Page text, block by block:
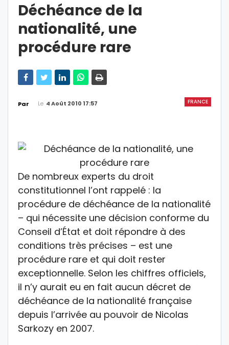
Déchéance de la
nationalité, une
procédure rare
FRANCE
Par Le 4 Août 2010 17:57
De nombreux experts du droit
constitutionnel l’ont rappelé : la
procédure de déchéance de la nationalité
– qui nécessite une décision conforme du
Conseil d’État et doit répondre à des
conditions très précises – est une
procédure rare et qui doit rester
exceptionnelle. Selon les chiffres officiels,
il n’y aurait eu en fait aucun décret de
déchéance de la nationalité française
depuis l’arrivée au pouvoir de Nicolas
Sarkozy en 2007.